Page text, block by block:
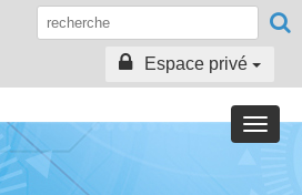
Espace privé
Toggle